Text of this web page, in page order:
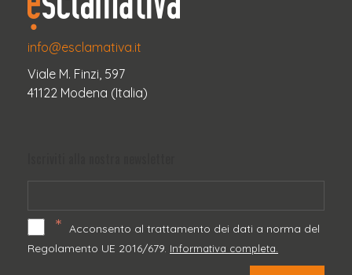
info@esclamativa.it
Viale M. Finzi, 597
41122 Modena (Italia)
* Acconsento al trattamento dei dati a norma del
Regolamento UE 2016/679. Informativa completa.